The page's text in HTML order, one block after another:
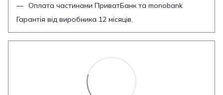
Оплата частинами ПриватБанк та monobank
Гарантія від виробника 12 місяців.